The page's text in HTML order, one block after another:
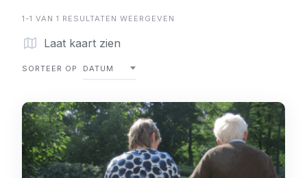
1-1 VAN 1 RESULTATEN WEERGEVEN
Laat kaart zien
SORTEER OP DATUM